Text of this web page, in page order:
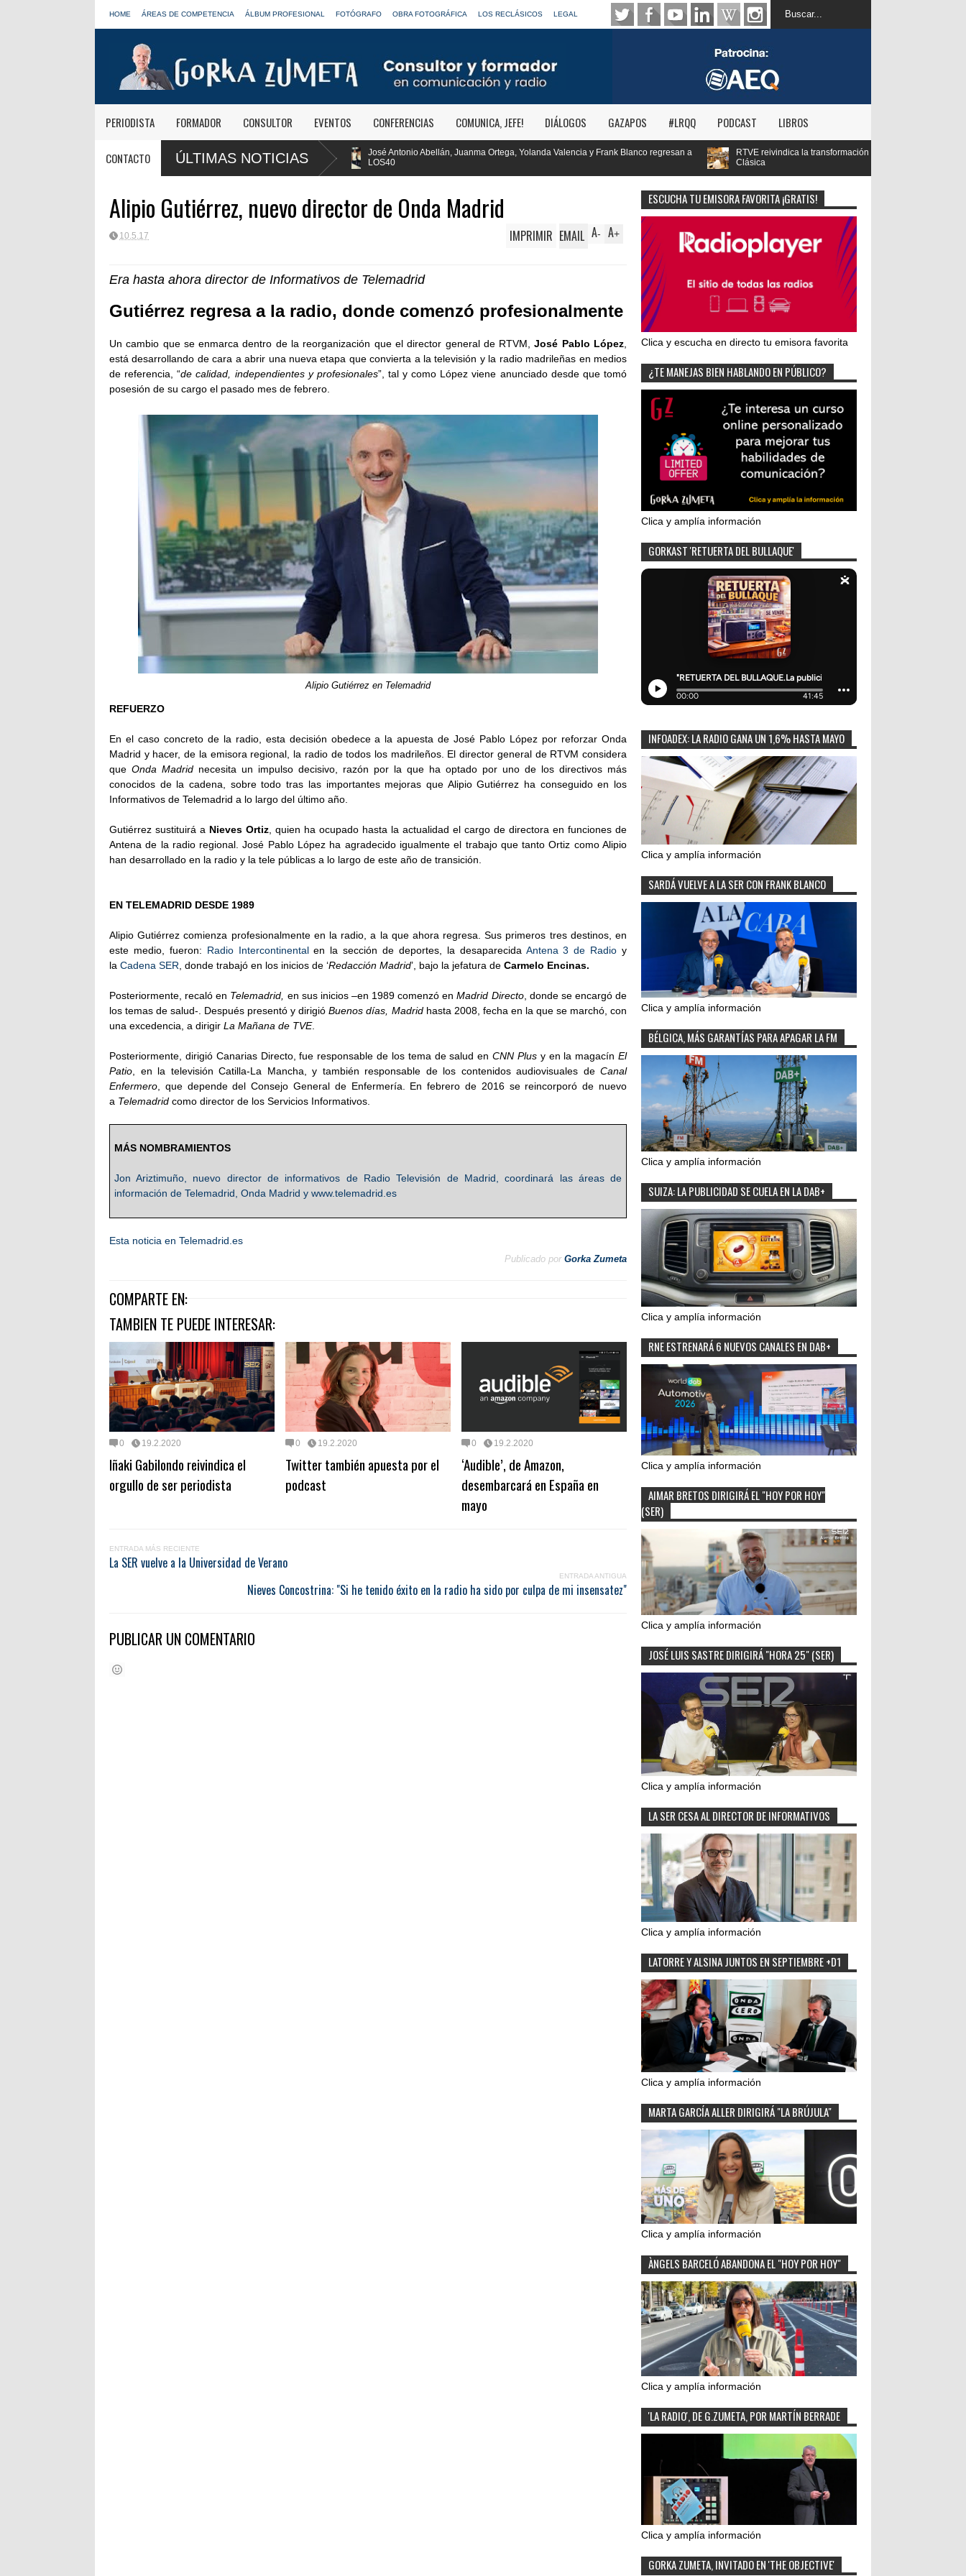
HOME ÁREAS DE COMPETENCIA ÁLBUM PROFESIONAL FOTÓGRAFO OBRA FOTOGRÁFICA LOS RECLÁSICOS LEGAL
PERIODISTA FORMADOR CONSULTOR EVENTOS CONFERENCIAS COMUNICA, JEFE! DIÁLOGOS GAZAPOS #LRQQ PODCAST LIBROS
CONTACTO ÚLTIMAS NOTICIAS
informativas de Onda Cero: "El viaje mereció
José Antonio Abellán, Juanma Ortega, Yolanda Valencia y Frank Blanco regresan a
LOS40
RTVE reivindica la transformación digital de RNE y blinda el futuro de Radio 3 y Radio
Alipio Gutiérrez, nuevo director de Onda Madrid
10.5.17 A+
A-
IMPRIMIR EMAIL
Era hasta ahora director de Informativos de Telemadrid
Gutiérrez regresa a la radio, donde comenzó profesionalmente
Un cambio que se enmarca dentro de la reorganización que el director general de RTVM,José Pablo López
está desarrollando de cara a abrir una nueva etapa que convierta a la televisión y la radio madrileñas en medios
de referencia, “de calidad, independientes y profesionales”, tal y como López viene anunciado desde que tomó
posesión de su cargo el pasado mes de febrero.
Alipio Gutiérrez en Telemadrid
REFUERZO
En el caso concreto de la radio, esta decisión obedece a la apuesta de José Pablo López por reforzar Onda
Madrid y hacer, de la emisora regional, la radio de todos los madrileños. El director general de RTVM considera
que Onda Madrid necesita un impulso decisivo, razón por la que ha optado por uno de los directivos más
conocidos de la cadena, sobre todo tras las importantes mejoras que Alipio Gutiérrez ha conseguido en los
Informativos de Telemadrid a lo largo del último año.
Gutiérrez sustituirá a Nieves Ortiz , quien ha ocupado hasta la actualidad el cargo de directora en funciones de
Antena de la radio regional. José Pablo López ha agradecido igualmente el trabajo que tanto Ortiz como Alipio
han desarrollado en la radio y la tele públicas a lo largo de este año de transición.
EN TELEMADRID DESDE 1989
Alipio Gutiérrez comienza profesionalmente en la radio, a la que ahora regresa. Sus primeros tres destinos, en
este medio, fueron: Radio Intercontinentalen la sección de deportes, la desaparecida Antena 3 de Radio y
la Cadena SER , donde trabajó en los inicios de ‘Redacción Madrid’, bajo la jefatura de Carmelo Encinas.
Posteriormente, recaló en Telemadrid, en sus inicios –en 1989 comenzó enMadrid Directo, donde se encargó de
los temas de salud-. Después presentó y dirigióBuenos días, Madrid hasta 2008, fecha en la que se marchó, con
una excedencia, a dirigir La Mañana de TVE.
Posteriormente, dirigió Canarias Directo, fue responsable de los tema de salud en CNN Plusy en la magacínEl
Patio , en la televisión Catilla-La Mancha, y también responsable de los contenidos audiovisuales de Canal
Enfermero , que depende del Consejo General de Enfermería. En febrero de 2016 se reincorporó de nuevo
a Telemadrid como director de los Servicios Informativos.
MÁS NOMBRAMIENTOS
Jon Ariztimuño, nuevo director de informativos de Radio Televisión de Madrid, coordinará las áreas de
información de Telemadrid, Onda Madrid y www.telemadrid.es
Esta noticia en Telemadrid.es
Publicado por Gorka Zumeta
COMPARTE EN:
TAMBIEN TE PUEDE INTERESAR:
0 19.2.2020
Iñaki Gabilondo reivindica el
orgullo de ser periodista
0 19.2.2020
Twitter también apuesta por el
podcast
0 19.2.2020
‘Audible’, de Amazon,
desembarcará en España en
mayo
ENTRADA MÁS RECIENTE
La SER vuelve a la Universidad de Verano
ENTRADA ANTIGUA
Nieves Concostrina: "Si he tenido éxito en la radio ha sido por culpa de mi insensatez"
PUBLICAR UN COMENTARIO
ESCUCHA TU EMISORA FAVORITA ¡GRATIS!
Clica y escucha en directo tu emisora favorita
¿TE MANEJAS BIEN HABLANDO EN PÚBLICO?
Clica y amplía información
GORKAST 'RETUERTA DEL BULLAQUE'
INFOADEX: LA RADIO GANA UN 1,6% HASTA MAYO
Clica y amplía información
SARDÁ VUELVE A LA SER CON FRANK BLANCO
Clica y amplía información
BÉLGICA, MÁS GARANTÍAS PARA APAGAR LA FM
Clica y amplía información
SUIZA: LA PUBLICIDAD SE CUELA EN LA DAB+
Clica y amplía información
RNE ESTRENARÁ 6 NUEVOS CANALES EN DAB+
Clica y amplía información
AIMAR BRETOS DIRIGIRÁ EL "HOY POR HOY"
(SER)
Clica y amplía información
JOSÉ LUIS SASTRE DIRIGIRÁ "HORA 25" (SER)
Clica y amplía información
LA SER CESA AL DIRECTOR DE INFORMATIVOS
Clica y amplía información
LATORRE Y ALSINA JUNTOS EN SEPTIEMBRE +D1
Clica y amplía información
MARTA GARCÍA ALLER DIRIGIRÁ "LA BRÚJULA"
Clica y amplía información
ÀNGELS BARCELÓ ABANDONA EL "HOY POR HOY"
Clica y amplía información
'LA RADIO', DE G.ZUMETA, POR MARTÍN BERRADE
Clica y amplía información
GORKA ZUMETA, INVITADO EN 'THE OBJECTIVE'